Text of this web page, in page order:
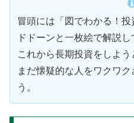
冒頭には「図でわかる！投
ドドーンと一枚絵で解説し
これから長期投資をしよ
まだ懐疑的な人をワクワ
う。